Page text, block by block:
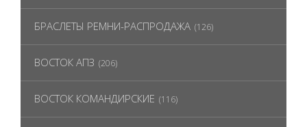
БРАСЛЕТЫ РЕМНИ-РАСПРОДАЖА (126)
ВОСТОК АПЗ (206)
ВОСТОК КОМАНДИРСКИЕ (116)